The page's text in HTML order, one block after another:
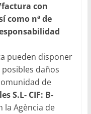
con
como nª de
pueden disponer
daños
de
S.L- CIF: B-
la Agència de